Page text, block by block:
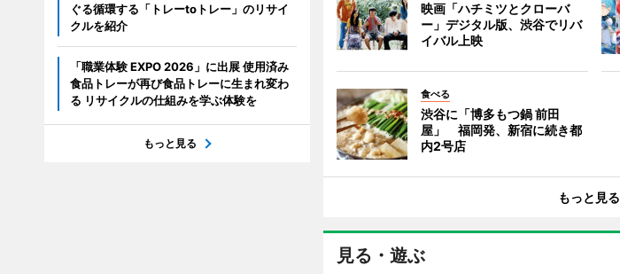
映画「ハチミツとクローバ
ー」デジタル版、渋谷でリバ
イバル上映
食べる
渋谷に「博多もつ鍋 前田
屋」 福岡発、新宿に続き都
内2号店
もっと見る
見る・遊ぶ
ぐる循環する「トレーtoトレー」のリサイ
クルを紹介
「職業体験 EXPO 2026」に出展 使用済み
食品トレーが再び食品トレーに生まれ変わ
る リサイクルの仕組みを学ぶ体験を
もっと見る